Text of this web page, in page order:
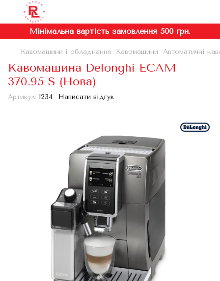
Мінімальна вартість замовлення 500 грн.
Кавомашини і обладнання Кавомашини Автоматичні
Кавомашина Delonghi ECAM
370.95 S (Нова)
Артикул: 1234 Написати відгук